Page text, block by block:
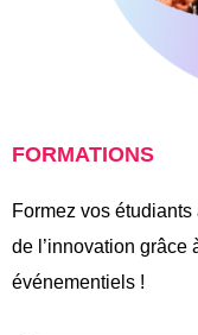
FORMATIONS
Formez vos
de l’innovation grâce
événementiels !